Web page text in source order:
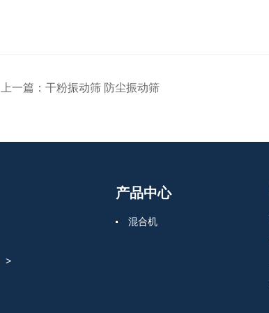
上一篇： 干粉振动筛 防尘振动筛
>
产品中心
混合机